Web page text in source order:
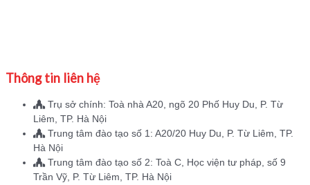
Thông tin liên hệ
Trụ sở chính: Toà nhà A20, ngõ 20 Phố Huy Du, P. Từ
Liêm, TP. Hà Nội
Trung tâm đào tạo số 1: A20/20 Huy Du, P. Từ Liêm, TP.
Hà Nội
Trung tâm đào tạo số 2: Toà C, Học viện tư pháp, số 9
Trần Vỹ, P. Từ Liêm, TP. Hà Nội